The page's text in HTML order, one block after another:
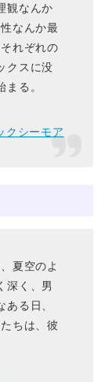
観なんか
なんか最
れぞれの
クスに没
る。
クシーモア
夏空のよ
深く、男
る日、
ちは、彼